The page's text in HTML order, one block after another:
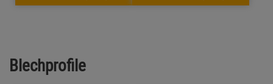
Blechprofile